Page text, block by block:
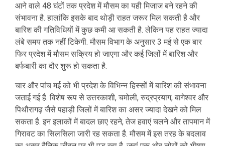
आने वाले 48 घंटों तक प्रदेश में मौसम का यही मिजाज बने रहने की
संभावना है. हालांकि इसके बाद थोड़ी राहत जरूर मिल सकती है और
बारिश की गतिविधियों में कुछ कमी आ सकती है. लेकिन यह राहत ज्यादा
लंबे समय तक नहीं टिकेगी. मौसम विभाग के अनुसार 3 मई से एक बार
फिर प्रदेश में मौसम सक्रिय हो जाएगा और कई जिलों में बारिश और
बर्फबारी का दौर शुरू हो सकता है.
चार और पांच मई को भी प्रदेश के विभिन्न हिस्सों में बारिश की संभावना
जताई गई है. विशेष रूप से उत्तरकाशी, चमोली, रुद्रप्रयाग, बागेश्वर और
पिथौरागढ़ जैसे पहाड़ी जिलों में बारिश का असर ज्यादा देखने को मिल
सकता है. इन इलाकों में बादल छाए रहने, तेज हवाएं चलने और तापमान में
गिरावट का सिलसिला जारी रह सकता है. मौसम में इस तरह के बदलाव